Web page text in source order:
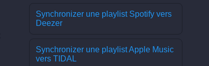
Synchronizer une playlist Spotify vers
Deezer
Synchronizer une playlist Apple Music
vers TIDAL